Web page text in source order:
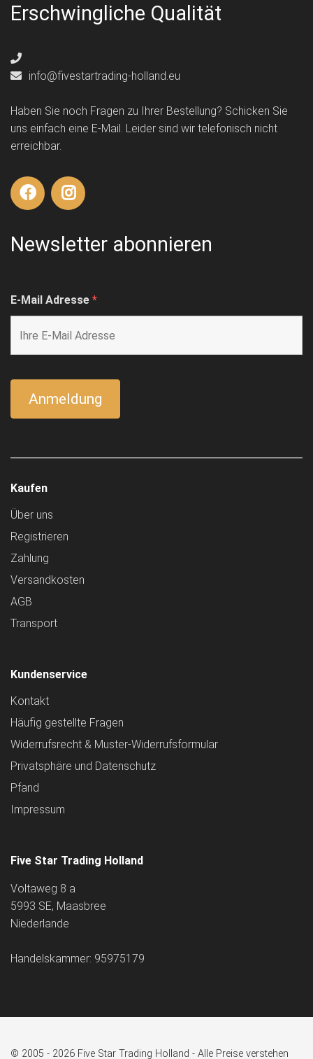
Erschwingliche Qualität
info@fivestartrading-holland.eu
Haben Sie noch Fragen zu Ihrer Bestellung? Schicken Sie
uns einfach eine E-Mail. Leider sind wir telefonisch nicht
erreichbar.
Newsletter abonnieren
E-Mail Adresse *
Kaufen
Über uns
Registrieren
Zahlung
Versandkosten
AGB
Transport
Kundenservice
Kontakt
Häufig gestellte Fragen
Widerrufsrecht & Muster-Widerrufsformular
Privatsphäre und Datenschutz
Pfand
Impressum
Five Star Trading Holland
Voltaweg 8 a
5993 SE, Maasbree
Niederlande
Handelskammer: 95975179
© 2005 - 2026 Five Star Trading Holland - Alle Preise verstehen